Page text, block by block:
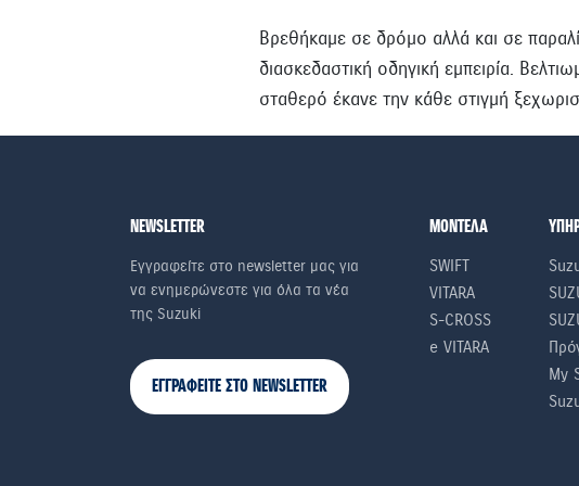
Βρεθήκαμε σε δρόμο αλλά και σε
διασκεδαστική οδηγική εμπειρία.
σταθερό έκανε την κάθε στιγμή
NEWSLETTER
Εγγραφείτε στο newsletter μας για
να ενημερώνεστε για όλα τα νέα
της Suzuki
ΕΓΓΡΑΦΕΙΤΕ ΣΤΟ NEWSLETTER
ΜΟΝΤΕΛΑ
SWIFT
VITARA
S-CROSS
e VITARA
My